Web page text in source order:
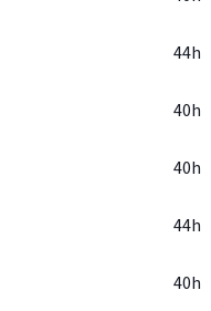
44h
40h
40h
44h
40h